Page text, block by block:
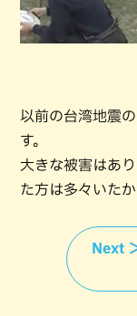
以前の台湾地震
す。
大きな被害はあ
た方は多々いたか
Next